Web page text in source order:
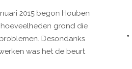
2015 begon Houben
grond die
Desondanks
was het de beurt